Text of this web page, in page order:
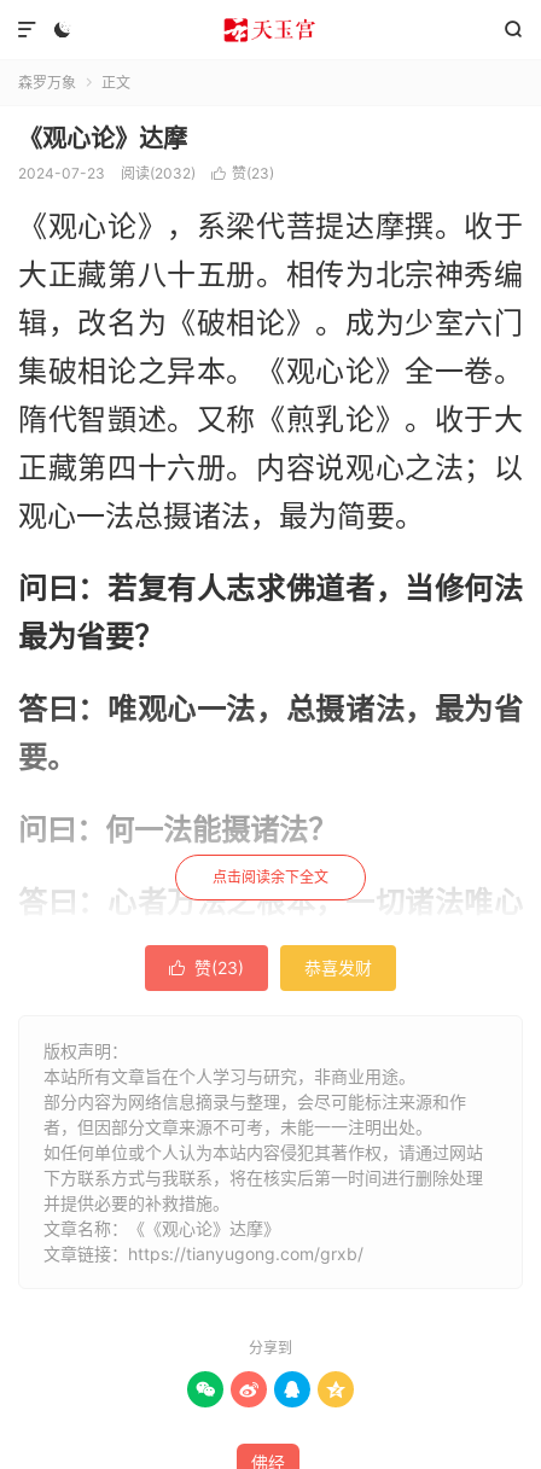
 

森罗万象  正文
《观心论》达摩
2024-07-23 阅读(2032)  赞(23)
《观心论》，系梁代菩提达摩撰。收于
大正藏第八十五册。相传为北宗神秀编
辑，改名为《破相论》。成为少室六门
集破相论之异本。《观心论》全一卷。
隋代智顗述。又称《煎乳论》。收于大
正藏第四十六册。内容说观心之法；以
观心一法总摄诸法，最为简要。
问曰：若复有人志求佛道者，当修何法
最为省要？
答曰：唯观心一法，总摄诸法，最为省
要。
问曰：何一法能摄诸法？
答曰：心者万法之根本，一切诸法唯心
所生；若能了心，则万法俱备；犹如大
树，所有枝条及诸花果，皆悉依根。栽
树者，存根而始生子；伐树者，去根而
必死。若了心修道，则少力而易成；不
了心而修，费功而无益。故知一切善恶
皆由自心。心外别求，终无是处。
问曰：云何观心称之为了？
答曰：菩萨摩诃萨，行深般若波罗蜜多
时，了四大五阴 ，本空无我；了见自心
点击阅读余下全文
 赞(23) 恭喜发财
版权声明：
本站所有文章旨在个人学习与研究，非商业用途。
部分内容为网络信息摘录与整理，会尽可能标注来源和作
者，但因部分文章来源不可考，未能一一注明出处。
如任何单位或个人认为本站内容侵犯其著作权，请通过网站
下方联系方式与我联系​​，将在核实后第一时间进行删除处理
并提供必要的补救措施。
文章名称：《《观心论》达摩》
文章链接： https://tianyugong.com/grxb/
分享到
   
佛经